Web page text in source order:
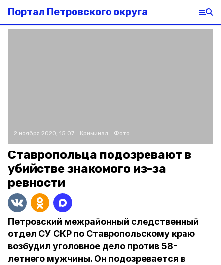
Портал Петровского округа
2 ноября 2020, 15:07 Криминал Фото:
Ставропольца подозревают в
убийстве знакомого из-за
ревности
Петровский межрайонный следственный
отдел СУ СКР по Ставропольскому краю
возбудил уголовное дело против 58-
летнего мужчины. Он подозревается в